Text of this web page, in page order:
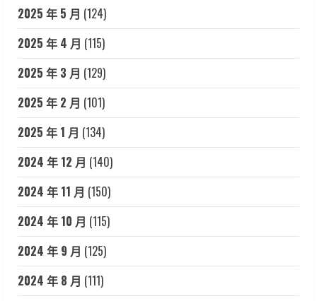
2025 年 5 月 (124)
2025 年 4 月 (115)
2025 年 3 月 (129)
2025 年 2 月 (101)
2025 年 1 月 (134)
2024 年 12 月 (140)
2024 年 11 月 (150)
2024 年 10 月 (115)
2024 年 9 月 (125)
2024 年 8 月 (111)